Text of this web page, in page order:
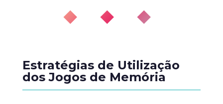
◆ ◆ ◆
Estratégias de Utilização
dos Jogos de Memória